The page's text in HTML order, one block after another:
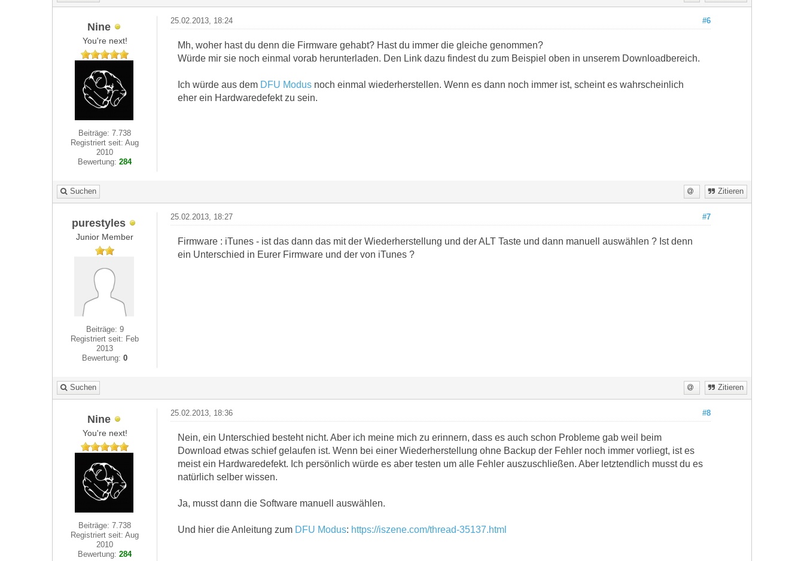
Nine
You're next!
Beiträge: 7.738
Registriert seit: Aug
2010
Bewertung:284
#6
25.02.2013, 18:24
Mh, woher hast du denn die Firmware gehabt? Hast du immer die gleiche genommen?
Würde mir sie noch einmal vorab herunterladen. Den Link dazu findest du zum Beispiel oben in unserem Downloadbereich.
Ich würde aus dem DFU Modusnoch einmal wiederherstellen. Wenn es dann noch immer ist, scheint es wahrscheinlich
eher ein Hardwaredefekt zu sein.
Suchen Zitieren
purestyles
Junior Member
Beiträge: 9
Registriert seit: Feb
2013
Bewertung:0
#7
25.02.2013, 18:27
Firmware : iTunes - ist das dann das mit der Wiederherstellung und der ALT Taste und dann manuell auswählen ? Ist denn
ein Unterschied in Eurer Firmware und der von iTunes ?
Suchen Zitieren
Nine
You're next!
Beiträge: 7.738
Registriert seit: Aug
2010
Bewertung:284
#8
25.02.2013, 18:36
Nein, ein Unterschied besteht nicht. Aber ich meine mich zu erinnern, dass es auch schon Probleme gab weil beim
Download etwas schief gelaufen ist. Wenn bei einer Wiederherstellung ohne Backup der Fehler noch immer vorliegt, ist es
meist ein Hardwaredefekt. Ich persönlich würde es aber testen um alle Fehler auszuschließen. Aber letztendlich musst du es
natürlich selber wissen.
Ja, musst dann die Software manuell auswählen.
Und hier die Anleitung zum DFU Modus: https://iszene.com/thread-35137.html